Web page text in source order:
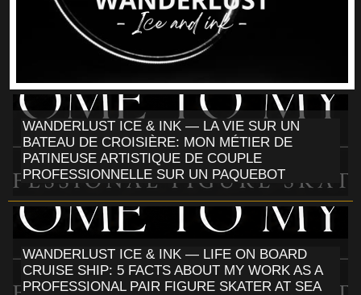
WANDERLUST ICE & INK — LA VIE SUR UN
BATEAU DE CROISIÈRE: MON MÉTIER DE
PATINEUSE ARTISTIQUE DE COUPLE
PROFESSIONNELLE SUR UN PAQUEBOT
WANDERLUST ICE & INK — LIFE ON BOARD
CRUISE SHIP: 5 FACTS ABOUT MY WORK AS A
PROFESSIONAL PAIR FIGURE SKATER AT SEA